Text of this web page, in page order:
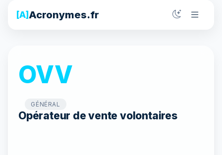
[A]Acronymes.fr
OVV
GÉNÉRAL
Opérateur de vente volontaires